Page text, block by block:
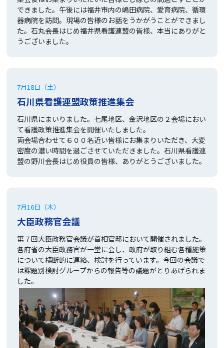
できました。午後には福井市内の嶋田病院、愛育病院、循環
器病院を訪問。現場の皆様のお話をうかがうことができまし
た。石丸会長はじめ福井県看護連盟の皆様、本当にありがと
うございました。
7月18日（土）
石川県看護連盟政策推進集会
石川県にまいりました。七尾地区、金沢地区の２会場におい
て看護政策推進集会を開催いたしました。
両会場合わせて６００名近い皆様にお集まりいただき、大変
密度の濃い時間を過ごさせていただきました。石川県看護連
盟の野川会長はじめ役員の皆様、ありがとうございました。
7月16日（木）
大臣政務官会議
第７回大臣政務官会議が首相官邸において開催されました。
各府省の大臣政務官が一堂に会し、政府が取り組む各種施策
について横断的に連絡、検討を行っています。今回の会議で
は課題別検討グループからの報告等の議題がとりあげられま
した。